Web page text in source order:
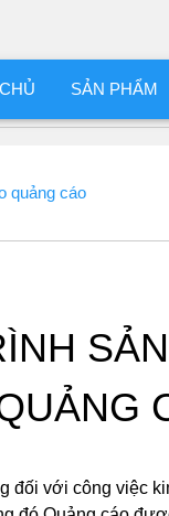
SẢN PHẨM
quảng cáo
đối với công việc